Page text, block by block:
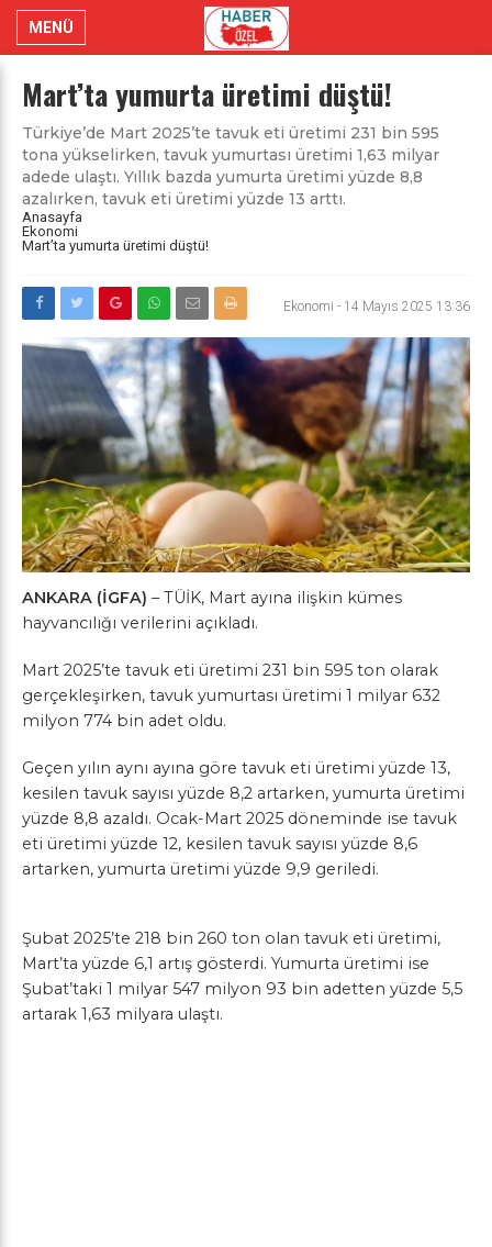
MENÜ
Mart’ta yumurta üretimi düştü!
Türkiye’de Mart 2025’te tavuk eti üretimi 231 bin 595
tona yükselirken, tavuk yumurtası üretimi 1,63 milyar
adede ulaştı. Yıllık bazda yumurta üretimi yüzde 8,8
azalırken, tavuk eti üretimi yüzde 13 arttı.
Anasayfa
Ekonomi
Mart’ta yumurta üretimi düştü!
Ekonomi - 14 Mayıs 2025 13:36
ANKARA (İGFA) – TÜİK, Mart ayına ilişkin kümes
hayvancılığı verilerini açıkladı.
Mart 2025’te tavuk eti üretimi 231 bin 595 ton olarak
gerçekleşirken, tavuk yumurtası üretimi 1 milyar 632
milyon 774 bin adet oldu.
Geçen yılın aynı ayına göre tavuk eti üretimi yüzde 13,
kesilen tavuk sayısı yüzde 8,2 artarken, yumurta üretimi
yüzde 8,8 azaldı. Ocak-Mart 2025 döneminde ise tavuk
eti üretimi yüzde 12, kesilen tavuk sayısı yüzde 8,6
artarken, yumurta üretimi yüzde 9,9 geriledi.
Şubat 2025’te 218 bin 260 ton olan tavuk eti üretimi,
Mart’ta yüzde 6,1 artış gösterdi. Yumurta üretimi ise
Şubat’taki 1 milyar 547 milyon 93 bin adetten yüzde 5,5
artarak 1,63 milyara ulaştı.